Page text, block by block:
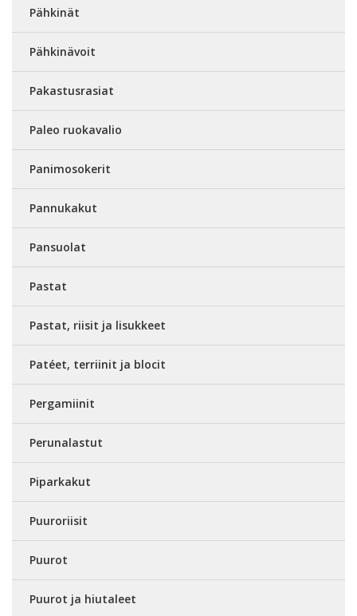
Pähkinät
Pähkinävoit
Pakastusrasiat
Paleo ruokavalio
Panimosokerit
Pannukakut
Pansuolat
Pastat
Pastat, riisit ja lisukkeet
Patéet, terriinit ja blocit
Pergamiinit
Perunalastut
Piparkakut
Puuroriisit
Puurot
Puurot ja hiutaleet